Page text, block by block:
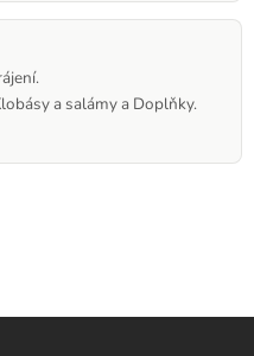
a salámy a Doplňky.